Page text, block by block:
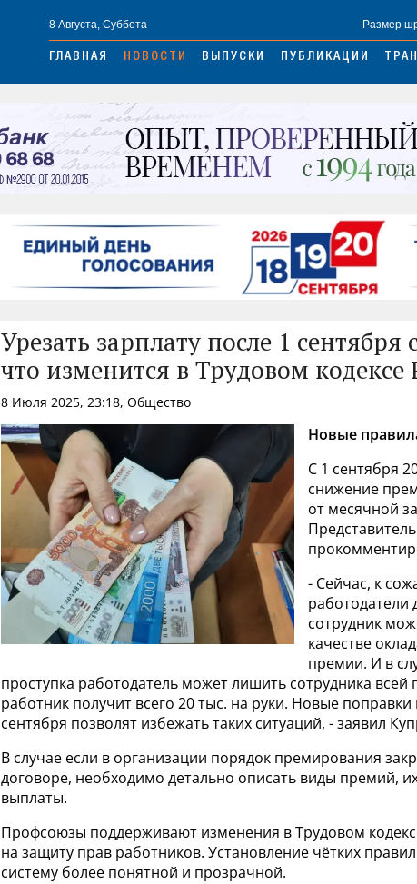
8 Августа, Суббота Размер
ГЛАВНАЯ НОВОСТИ ВЫПУСКИ ПУБЛИКАЦИИ
Урезать зарплату после 1 сентября
что изменится в Трудовом кодексе
8 Июля 2025, 23:18, Общество
Новые
С 1 сентября
снижение
от месячной
- Сейчас, к
работодатели
сотрудник
качестве
премии. И в
проступка работодатель может лишить сотрудника всей
работник получит всего 20 тыс. на руки. Новые поправки
сентября позволят избежать таких ситуаций, - заявил
В случае если в организации порядок премирования
договоре, необходимо детально описать виды премий,
выплаты.
Профсоюзы поддерживают изменения в Трудовом
на защиту прав работников. Установление чётких
систему более понятной и прозрачной.